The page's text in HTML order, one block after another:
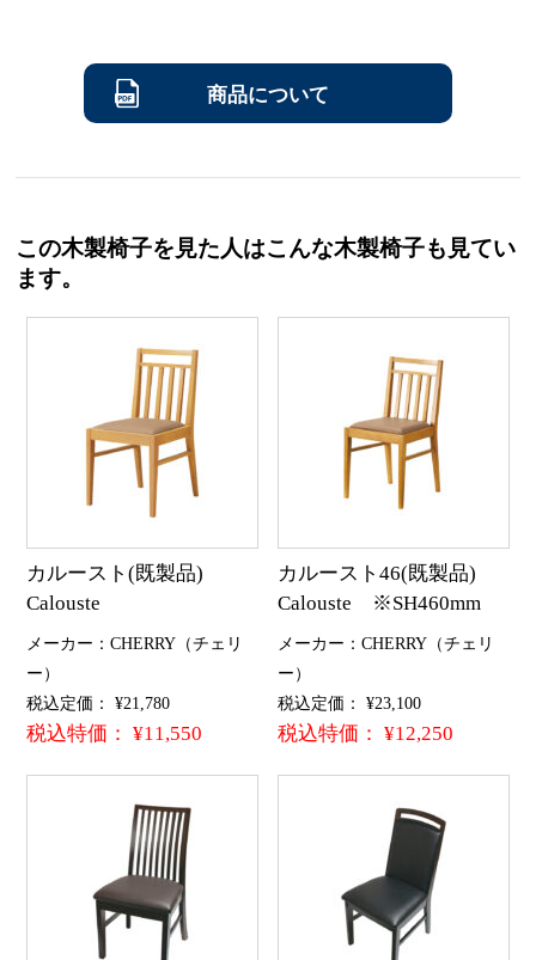
商品について
この木製椅子を見た人はこんな木製椅子も見てい
ます。
カルースト(既製品)
Calouste
メーカー：CHERRY（チェリ
ー）
税込定価： ¥21,780
税込特価： ¥11,550
カルースト46(既製品)
Calouste ※SH460mm
メーカー：CHERRY（チェリ
ー）
税込定価： ¥23,100
税込特価： ¥12,250